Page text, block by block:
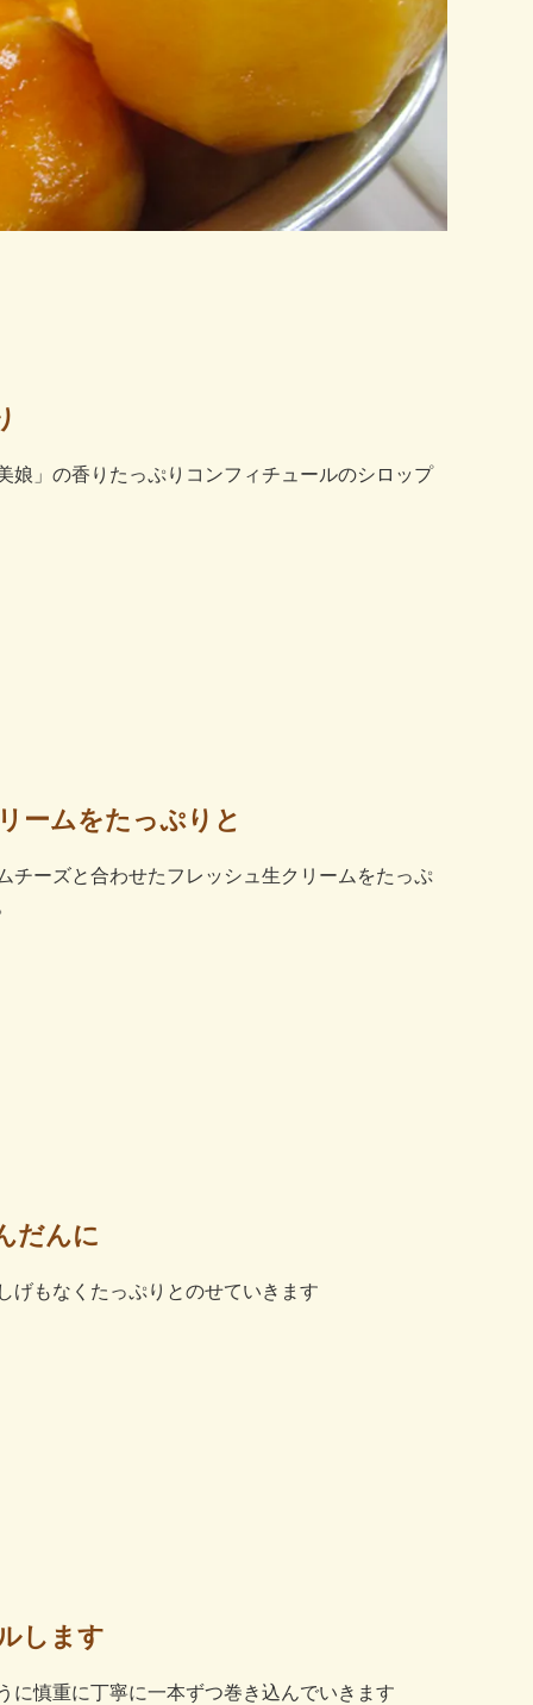
娘」の香りたっぷりコンフィチュールのシロップ
ームをたっぷりと
チーズと合わせたフレッシュ生クリームをたっぷ
だんに
げもなくたっぷりとのせていきます
します
に慎重に丁寧に一本ずつ巻き込んでいきます